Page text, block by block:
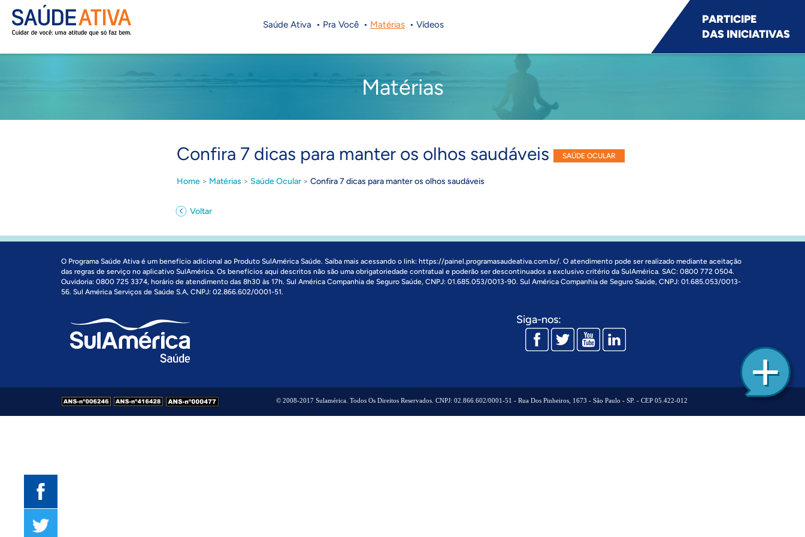
Saúde Ativa Pra Você Matérias Vídeos
PARTICIPE
DAS INICIATIVAS
Matérias
Confira 7 dicas para manter os olhos saudáveis SAÚDE OCULAR
Home > Matérias > Saúde Ocular > Confira 7 dicas para manter os olhos saudáveis
Voltar
O Programa Saúde Ativa é um benefício adicional ao Produto SulAmérica Saúde. Saiba mais acessando o link: https://painel.programasaudeativa.com.br/. O atendimento pode ser realizado mediante aceitação
das regras de serviço no aplicativo SulAmérica. Os benefícios aqui descritos não são uma obrigatoriedade contratual e poderão ser descontinuados a exclusivo critério da SulAmérica. SAC: 0800 772 0504.
Ouvidoria: 0800 725 3374, horário de atendimento das 8h30 às 17h. Sul América Companhia de Seguro Saúde, CNPJ: 01.685.053/0013-90. Sul América Companhia de Seguro Saúde, CNPJ: 01.685.053/0013-
56. Sul América Serviços de Saúde S.A, CNPJ: 02.866.602/0001-51.
Siga-nos:
© 2008-2017 Sulamérica. Todos Os Direitos Reservados. CNPJ: 02.866.602/0001-51 - Rua Dos Pinheiros, 1673 - São Paulo - SP. - CEP 05.422-012